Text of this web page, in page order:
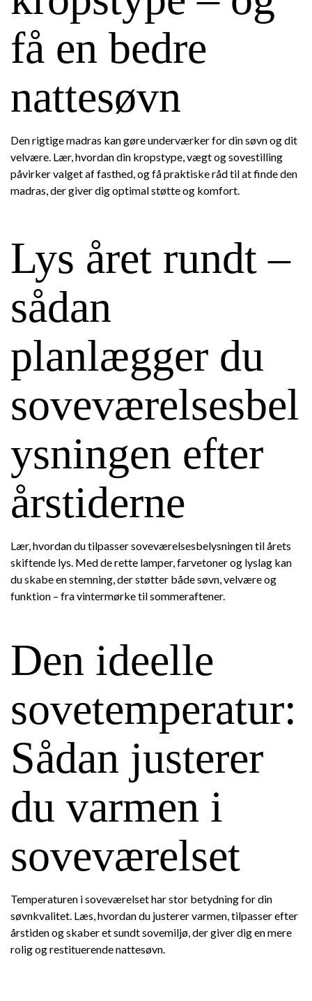
få en bedre
nattesøvn
Den rigtige madras kan gøre underværker for din søvn og dit
velvære. Lær, hvordan din kropstype, vægt og sovestilling
påvirker valget af fasthed, og få praktiske råd til at finde den
madras, der giver dig optimal støtte og komfort.
Lys året rundt –
sådan
planlægger du
soveværelsesbel
ysningen efter
årstiderne
Lær, hvordan du tilpasser soveværelsesbelysningen til årets
skiftende lys. Med de rette lamper, farvetoner og lyslag kan
du skabe en stemning, der støtter både søvn, velvære og
funktion – fra vintermørke til sommeraftener.
Den ideelle
sovetemperatur:
Sådan justerer
du varmen i
soveværelset
Temperaturen i soveværelset har stor betydning for din
søvnkvalitet. Læs, hvordan du justerer varmen, tilpasser efter
årstiden og skaber et sundt sovemiljø, der giver dig en mere
rolig og restituerende nattesøvn.